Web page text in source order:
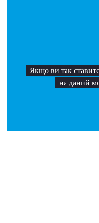
Якщо ви так
на даний